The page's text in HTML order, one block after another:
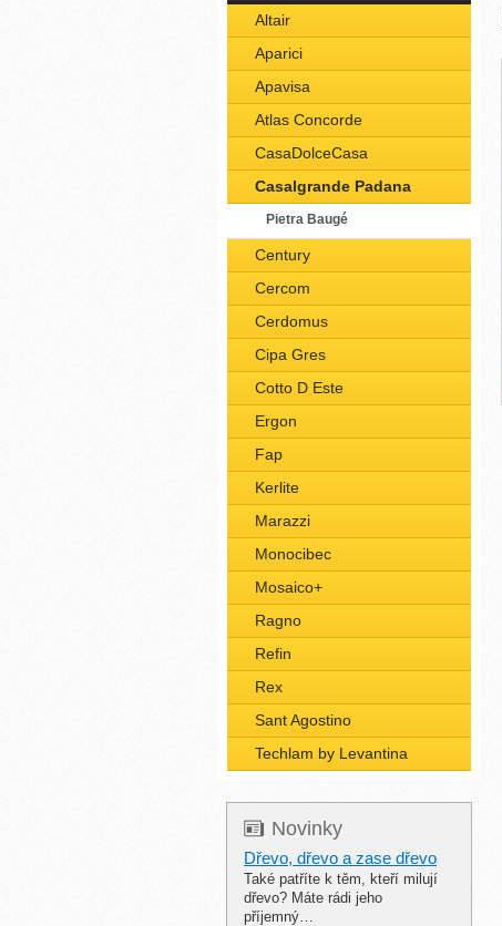
Altair
Aparici
Apavisa
Atlas Concorde
CasaDolceCasa
Casalgrande Padana
Pietra Baugé
Century
Cercom
Cerdomus
Cipa Gres
Cotto D Este
Ergon
Fap
Kerlite
Marazzi
Monocibec
Mosaico+
Ragno
Refin
Rex
Sant Agostino
Techlam by Levantina
Novinky
Dřevo, dřevo a zase dřevo
Také patříte k těm, kteří milují
dřevo? Máte rádi jeho
příjemný…